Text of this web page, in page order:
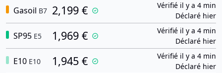
Gasoil B7 2,199 €
Vérifié il y a 4 min
Déclaré hier
SP95 E5 1,969 €
Vérifié il y a 4 min
Déclaré hier
E10 E10 1,945 €
Vérifié il y a 4 min
Déclaré hier